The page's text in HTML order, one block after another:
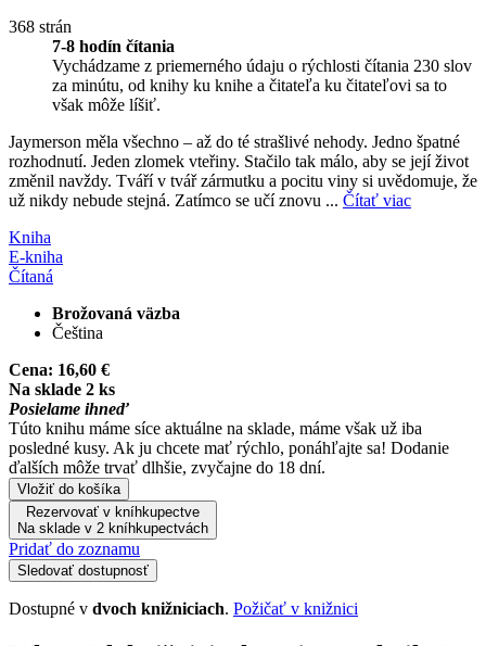
368 strán
7-8 hodín čítania
Vychádzame z priemerného údaju o rýchlosti čítania 230 slov
za minútu, od knihy ku knihe a čitateľa ku čitateľovi sa to
však môže líšiť.
Jaymerson měla všechno – až do té strašlivé nehody. Jedno špatné
rozhodnutí. Jeden zlomek vteřiny. Stačilo tak málo, aby se její život
změnil navždy. Tváří v tvář zármutku a pocitu viny si uvědomuje, že
už nikdy nebude stejná. Zatímco se učí znovu ... Čítať viac
Kniha
E-kniha
Čítaná
Brožovaná väzba
Čeština
Cena: 16,60 €
Na sklade 2 ks
Posielame ihneď
Túto knihu máme síce aktuálne na sklade, máme však už iba
posledné kusy. Ak ju chcete mať rýchlo, ponáhľajte sa! Dodanie
ďalších môže trvať dlhšie, zvyčajne do 18 dní.
Vložiť do košíka
Rezervovať v kníhkupectve
Na sklade v 2 kníhkupectvách
Pridať do zoznamu
Sledovať dostupnosť
Dostupné v dvoch knižniciach. Požičať v knižnici